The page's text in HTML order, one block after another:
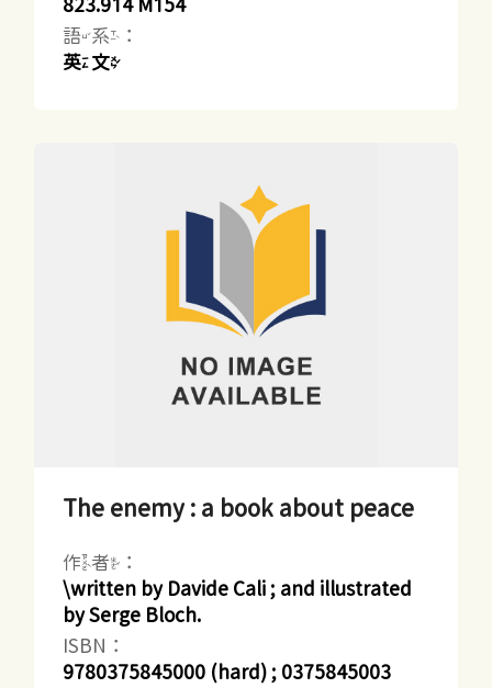
823.914 M154
語系：
英文
The enemy : a book about peace
作者：
\written by Davide Cali ; and illustrated
by Serge Bloch.
ISBN：
9780375845000 (hard) ; 0375845003